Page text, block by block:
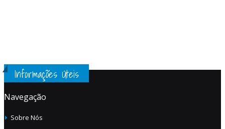
Informações Úteis
Navegação
Sobre Nós